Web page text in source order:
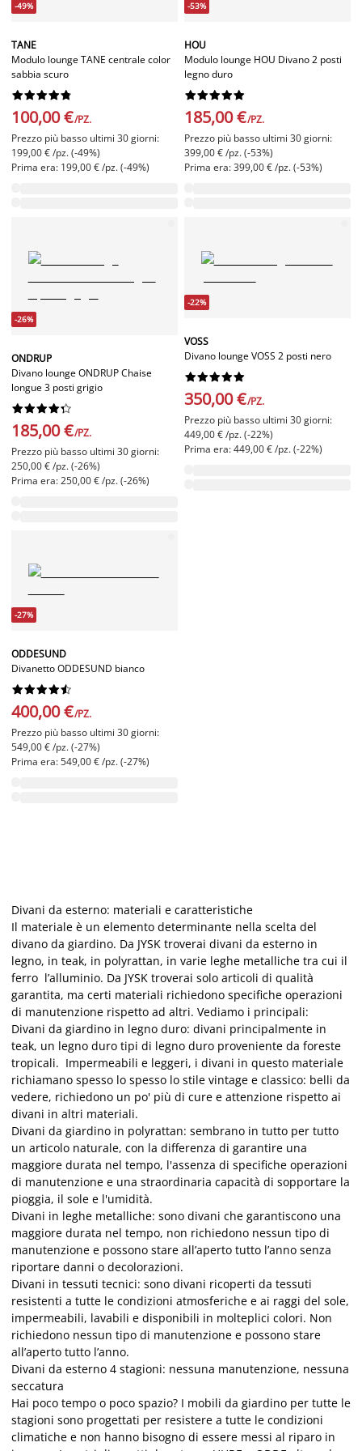
-49%
TANE
Modulo lounge TANE centrale color
sabbia scuro






100,00 €/PZ.
Prezzo più basso ultimi 30 giorni:
199,00 € /pz. (-49%)
Prima era: 199,00 € /pz. (-49%)
-53%
HOU
Modulo lounge HOU Divano 2 posti
legno duro






185,00 €/PZ.
Prezzo più basso ultimi 30 giorni:
399,00 € /pz. (-53%)
Prima era: 399,00 € /pz. (-53%)
-26%
ONDRUP
Divano lounge ONDRUP Chaise
longue 3 posti grigio






185,00 €/PZ.
Prezzo più basso ultimi 30 giorni:
250,00 € /pz. (-26%)
Prima era: 250,00 € /pz. (-26%)
-22%
VOSS
Divano lounge VOSS 2 posti nero






350,00 €/PZ.
Prezzo più basso ultimi 30 giorni:
449,00 € /pz. (-22%)
Prima era: 449,00 € /pz. (-22%)
-27%
ODDESUND
Divanetto ODDESUND bianco






400,00 €/PZ.
Prezzo più basso ultimi 30 giorni:
549,00 € /pz. (-27%)
Prima era: 549,00 € /pz. (-27%)
Divani da esterno: materiali e caratteristiche
Il materiale è un elemento determinante nella scelta del
divano da giardino. Da JYSK troverai divani da esterno in
legno, in teak, in polyrattan, in varie leghe metalliche tra cui il
ferro l’alluminio. Da JYSK troverai solo articoli di qualità
garantita, ma certi materiali richiedono specifiche operazioni
di manutenzione rispetto ad altri. Vediamo i principali:
Divani da giardino in legno duro: divani principalmente in
teak, un legno duro tipi di legno duro proveniente da foreste
tropicali. Impermeabili e leggeri, i divani in questo materiale
richiamano spesso lo spesso lo stile vintage e classico: belli da
vedere, richiedono un po' più di cure e attenzione rispetto ai
divani in altri materiali.
Divani da giardino in polyrattan: sembrano in tutto per tutto
un articolo naturale, con la differenza di garantire una
maggiore durata nel tempo, l'assenza di specifiche operazioni
di manutenzione e una straordinaria capacità di sopportare la
pioggia, il sole e l'umidità.
Divani in leghe metalliche: sono divani che garantiscono una
maggiore durata nel tempo, non richiedono nessun tipo di
manutenzione e possono stare all’aperto tutto l’anno senza
riportare danni o decolorazioni.
Divani in tessuti tecnici: sono divani ricoperti da tessuti
resistenti a tutte le condizioni atmosferiche e ai raggi del sole,
impermeabili, lavabili e disponibili in molteplici colori. Non
richiedono nessun tipo di manutenzione e possono stare
all’aperto tutto l’anno.
Divani da esterno 4 stagioni: nessuna manutenzione, nessuna
seccatura
Hai poco tempo o poco spazio? I mobili da giardino per tutte le
stagioni sono progettati per resistere a tutte le condizioni
climatiche e non hanno bisogno di essere messi al riparo in